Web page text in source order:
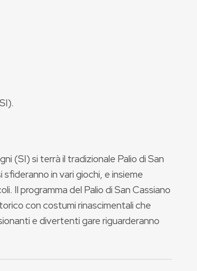
SI).
(SI) si terrà il tradizionale Palio di San
in vari giochi, e insieme
Il programma del Palio di San Cassiano
con costumi rinascimentali che
e divertenti gare riguarderanno